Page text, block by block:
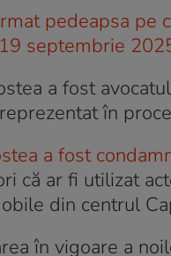
pedeapsa pe
septembrie
a fost
în
a fost
că ar fi utilizat
din centrul
în vigoare a